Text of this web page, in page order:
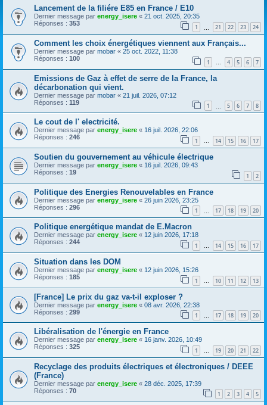
Lancement de la filiére E85 en France / E10
Dernier message par energy_isere « 21 oct. 2025, 20:35
Réponses : 353 1 21 22 23 24
Comment les choix énergétiques viennent aux Français...
Dernier message par mobar « 25 oct. 2022, 11:38
Réponses : 100 1 … 4 5 6 7
Emissions de Gaz à effet de serre de la France, la
décarbonation qui vient.
Dernier message par mobar « 21 juil. 2026, 07:12
Réponses : 119 1 5 6 7 8
Le cout de l' electricité.
Dernier message par energy_isere « 16 juil. 2026, 22:06
Réponses : 246 1 … 14 15 16 17
Soutien du gouvernement au véhicule électrique
Dernier message par energy_isere « 16 juil. 2026, 09:43
Réponses : 19 1 2
Politique des Energies Renouvelables en France
Dernier message par energy_isere « 26 juin 2026, 23:25
Réponses : 296 1 17 18 19 20
Politique energétique mandat de E.Macron
Dernier message par energy_isere « 12 juin 2026, 17:18
Réponses : 244 1 … 14 15 16 17
Situation dans les DOM
Dernier message par energy_isere « 12 juin 2026, 15:26
Réponses : 185 1 … 10 11 12 13
[France] Le prix du gaz va-t-il exploser ?
Dernier message par energy_isere « 08 avr. 2026, 22:38
Réponses : 299 1 17 18 19 20
Libéralisation de l'énergie en France
Dernier message par energy_isere « 16 janv. 2026, 10:49
Réponses : 325 1 … 19 20 21 22
Recyclage des produits électriques et électroniques / DEEE
(France)
Dernier message par energy_isere « 28 déc. 2025, 17:39
Réponses : 70 1 2 3 4 5